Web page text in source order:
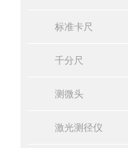
标准卡尺
千分尺
测微头
激光测径仪